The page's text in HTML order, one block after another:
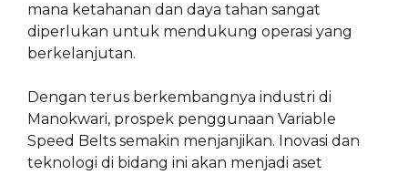
mana ketahanan dan daya tahan sangat
diperlukan untuk mendukung operasi yang
berkelanjutan.
Dengan terus berkembangnya industri di
Manokwari, prospek penggunaan Variable
Speed Belts semakin menjanjikan. Inovasi dan
teknologi di bidang ini akan menjadi aset